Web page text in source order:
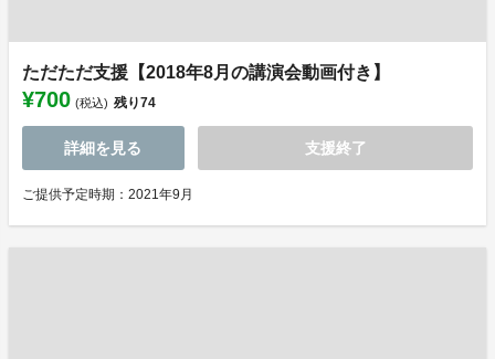
ただただ支援【2018年8月の講演会動画付き】
¥700 (税込) 残り74
詳細を見る 支援終了
ご提供予定時期：2021年9月